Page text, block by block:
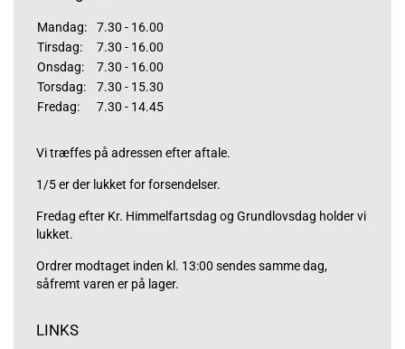
Mandag:
7.30 - 16.00
Tirsdag:
7.30 - 16.00
Onsdag:
7.30 - 16.00
Torsdag:
7.30 - 15.30
Fredag:
7.30 - 14.45
Vi træffes på adressen efter aftale.
1/5 er der lukket for forsendelser.
Fredag efter Kr. Himmelfartsdag og Grundlovsdag holder vi
lukket.
Ordrer modtaget inden kl. 13:00 sendes samme dag,
såfremt varen er på lager.
LINKS